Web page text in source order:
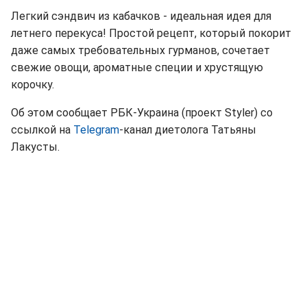
Легкий сэндвич из кабачков - идеальная идея для
летнего перекуса! Простой рецепт, который покорит
даже самых требовательных гурманов, сочетает
свежие овощи, ароматные специи и хрустящую
корочку.
Об этом сообщает РБК-Украина (проект Styler) со
ссылкой на Telegram-канал диетолога Татьяны
Лакусты.